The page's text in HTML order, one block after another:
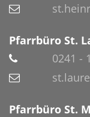
Pfarrbüro St.
0241 -
Pfarrbüro St.